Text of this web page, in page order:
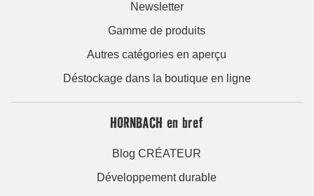
Newsletter
Gamme de produits
Autres catégories en aperçu
Déstockage dans la boutique en ligne
HORNBACH en bref
Blog CRÉATEUR
Développement durable